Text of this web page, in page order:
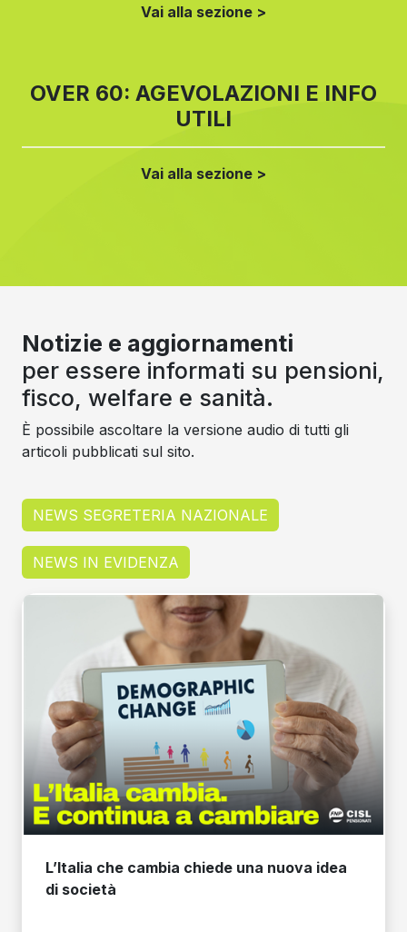
Vai alla sezione >
OVER 60: AGEVOLAZIONI E INFO
UTILI
Vai alla sezione >
L’Italia che cambia chiede una nuova idea
di società
Notizie e aggiornamenti
per essere informati su pensioni,
fisco, welfare e sanità.
È possibile ascoltare la versione audio di tutti gli
articoli pubblicati sul sito.
NEWS SEGRETERIA NAZIONALE
NEWS IN EVIDENZA